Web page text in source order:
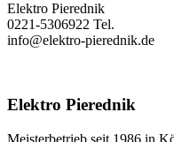
Elektro Pierednik
0221-5306922 Tel.
info@elektro-pierednik.de
Elektro Pierednik
Meisterbetrieb seit 1986 in